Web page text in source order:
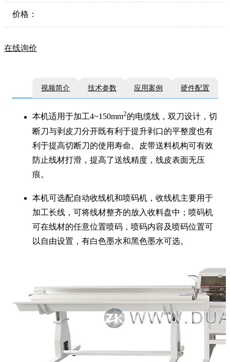
价格：
在线询价
视频简介 技术参数 应用案例 硬件配置
本机适用于加工4~150mm2的电缆线，双刀设计，切
断刀与剥皮刀分开既有利于提升剥口的平整度也有
利于提高切断刀的使用寿命。皮带送料机构可有效
防止线材打滑，提高了送线精度，线皮表面无压
痕。
本机可选配自动收线机和喷码机，收线机主要用于
加工长线，可将线材整齐的放入收料盘中；喷码机
可在线材的任意位置喷码，喷码内容及喷码位置可
以自由设置，有白色墨水和黑色墨水可选。